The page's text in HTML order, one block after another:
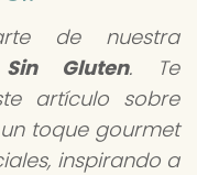
de nuestra
Gluten. Te
artículo sobre
toque gourmet
inspirando a